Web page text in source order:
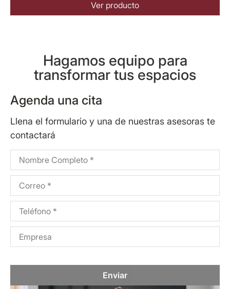
Ver producto
Hagamos equipo para
transformar tus espacios
Agenda una cita
Llena el formulario y una de nuestras asesoras te
contactará
Enviar